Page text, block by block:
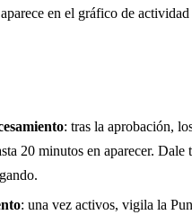
en el gráfico de
: tras la aprobación,
20 minutos en aparecer. Dale
: una vez activos, vigila la